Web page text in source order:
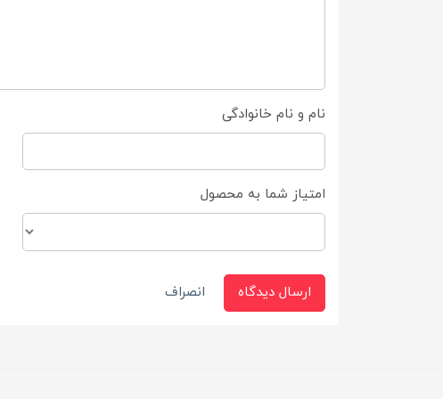
نام و نام خانوادگی
امتیاز شما به محصول
ارسال دیدگاه انصراف